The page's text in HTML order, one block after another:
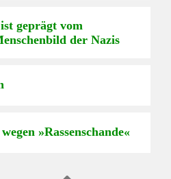
geprägt vom
der Nazis
»Rassenschande«